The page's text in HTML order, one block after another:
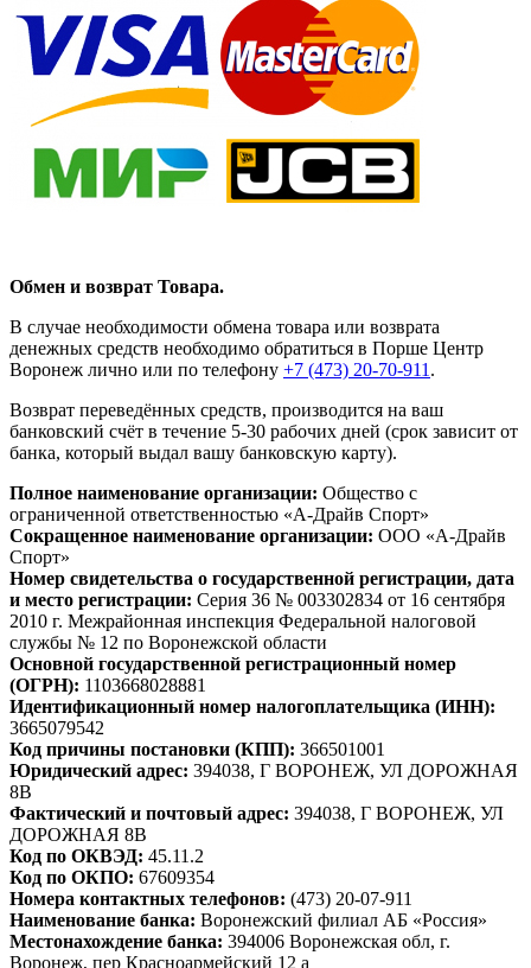
Обмен и возврат Товара.
В случае необходимости обмена товара или возврата
денежных средств необходимо обратиться в Порше Центр
Воронеж лично или по телефону +7 (473) 20-70-911 .
Возврат переведённых средств, производится на ваш
банковский счёт в течение 5-30 рабочих дней (срок зависит от
банка, который выдал вашу банковскую карту).
Полное наименование организации: Общество с
ограниченной ответственностью «А-Драйв Спорт»
Сокращенное наименование организации: ООО «А-Драйв
Спорт»
Номер свидетельства о государственной регистрации, дата
и место регистрации: Серия 36 № 003302834 от 16 сентября
2010 г. Межрайонная инспекция Федеральной налоговой
службы № 12 по Воронежской области
Основной государственной регистрационный номер
(ОГРН): 1103668028881
Идентификационный номер налогоплательщика (ИНН):
3665079542
Код причины постановки (КПП): 366501001
Юридический адрес: 394038, Г ВОРОНЕЖ, УЛ ДОРОЖНАЯ
8В
Фактический и почтовый адрес: 394038, Г ВОРОНЕЖ, УЛ
ДОРОЖНАЯ 8В
Код по ОКВЭД: 45.11.2
Код по ОКПО: 67609354
Номера контактных телефонов: (473) 20-07-911
Наименование банка: Воронежский филиал АБ «Россия»
Местонахождение банка: 394006 Воронежская обл, г.
Воронеж, пер Красноармейский 12 а